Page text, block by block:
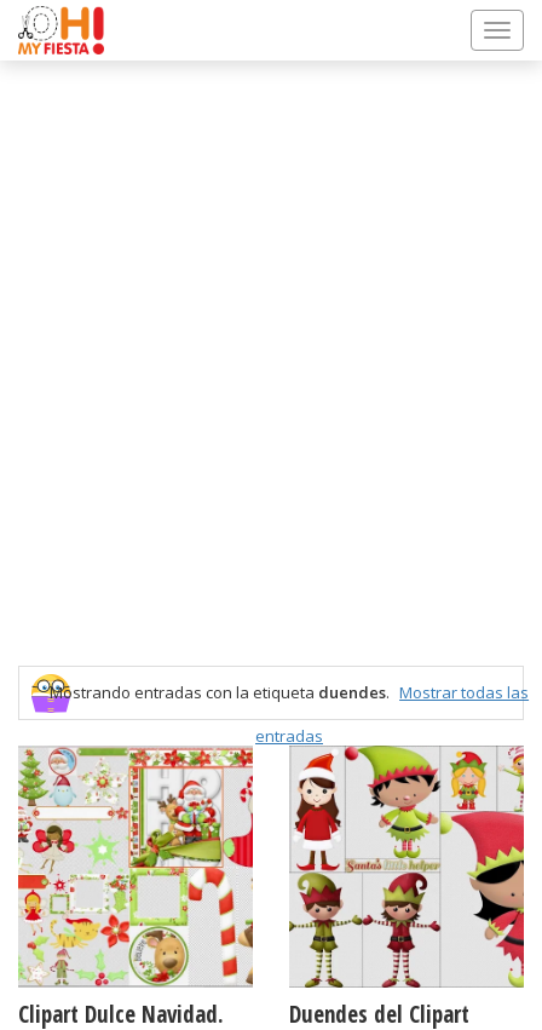
Mostrando entradas con la etiqueta duendes. Mostrar todas las
entradas
Clipart Dulce Navidad.
Duendes del Clipart